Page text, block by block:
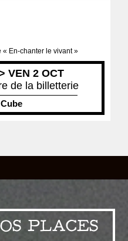
« En-chanter le vivant »
VEN 2 OCT
de la billetterie
PLACES